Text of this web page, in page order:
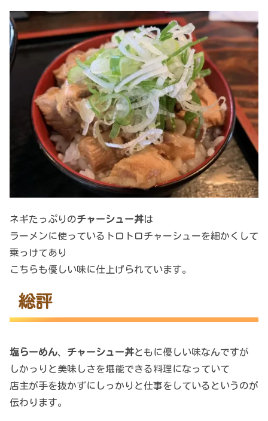
ネギたっぷりのチャーシュー丼は
ラーメンに使っているトロトロチャーシューを細かくして
乗っけてあり
こちらも優しい味に仕上げられています。
総評
塩らーめん、 チャーシュー丼ともに優しい味なんですが
しかっりと美味しさを堪能できる料理になっていて
店主が手を抜かずにしっかりと仕事をしているというのが
伝わります。